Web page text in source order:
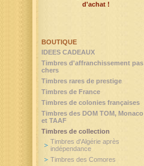
BOUTIQUE
IDEES CADEAUX
Timbres d'affranchissement pas
chers
Timbres rares de prestige
Timbres de France
Timbres de colonies françaises
Timbres des DOM TOM, Monaco
et TAAF
Timbres de collection
Timbres d'Algérie après
indépendance
Timbres des Comores
d'achat !